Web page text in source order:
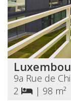
9a Rue de
2
| 98 m²